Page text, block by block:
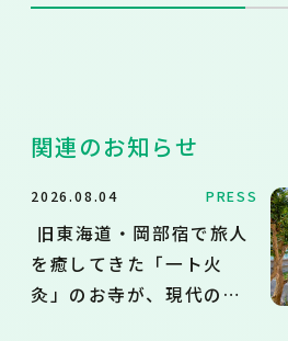
関連のお知らせ
2026.08.04 PRESS
旧東海道・岡部宿で旅人
を癒してきた「一ト火
灸」のお寺が、現代のお